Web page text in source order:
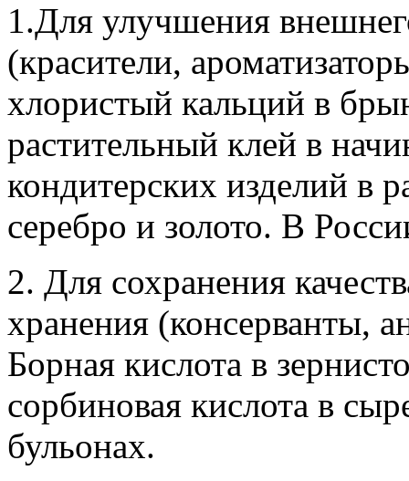
1.Для улучшения
(красители,
хлористый кальций в
растительный клей в
кондитерских изделий в
серебро и золото. В
2. Для сохранения
хранения (консерванты,
Борная кислота в
сорбиновая кислота в
бульонах.